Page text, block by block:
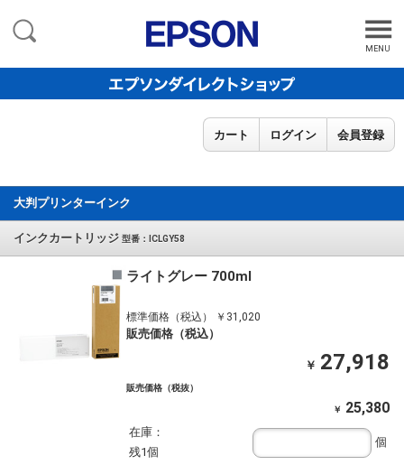
MENU
カート ログイン 会員登録
大判プリンターインク
インクカートリッジ 型番：ICLGY58
ライトグレー 700ml
標準価格（税込） ￥31,020
販売価格（税込）
￥ 27,918
販売価格（税抜）
￥ 25,380
在庫：
残1個
個